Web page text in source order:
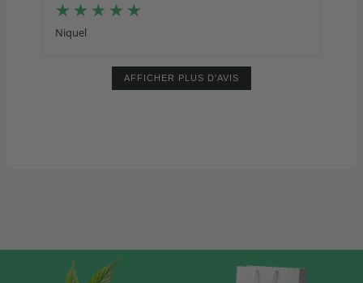
Niquel
AFFICHER PLUS D'AVIS